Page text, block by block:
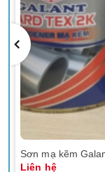
Sơn mạ kẽm
Liên hệ